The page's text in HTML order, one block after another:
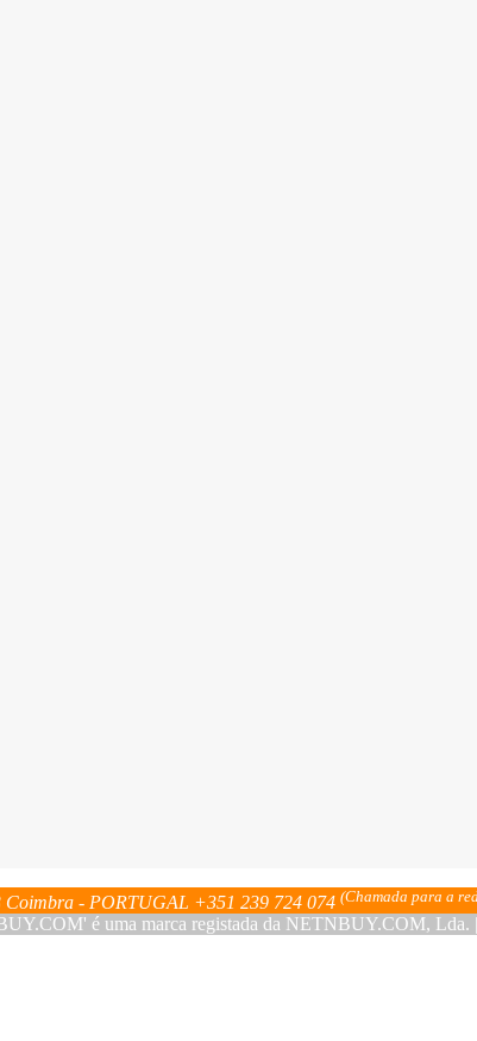
Coimbra - PORTUGAL +351 239 724 074 (Chamada para a
é uma marca registada da NETNBUY.COM,